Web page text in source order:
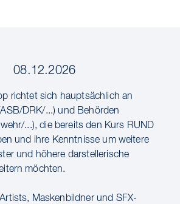
08.12.2026
richtet sich hauptsächlich an
DRK/...) und Behörden
...), die bereits den Kurs RUND
und ihre Kenntnisse um weitere
und höhere darstellerische
möchten.
Maskenbildner und SFX-